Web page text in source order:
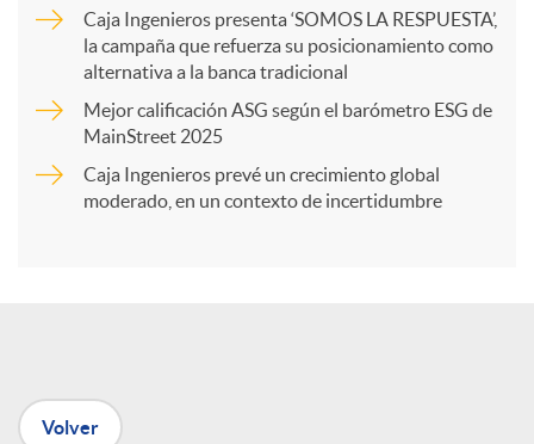
a
r
t
e
Caja Ingenieros presenta ‘SOMOS LA RESPUESTA’,
la campaña que refuerza su posicionamiento como
alternativa a la banca tradicional
Mejor calificación ASG según el barómetro ESG de
MainStreet 2025
Caja Ingenieros prevé un crecimiento global
moderado, en un contexto de incertidumbre
Volver